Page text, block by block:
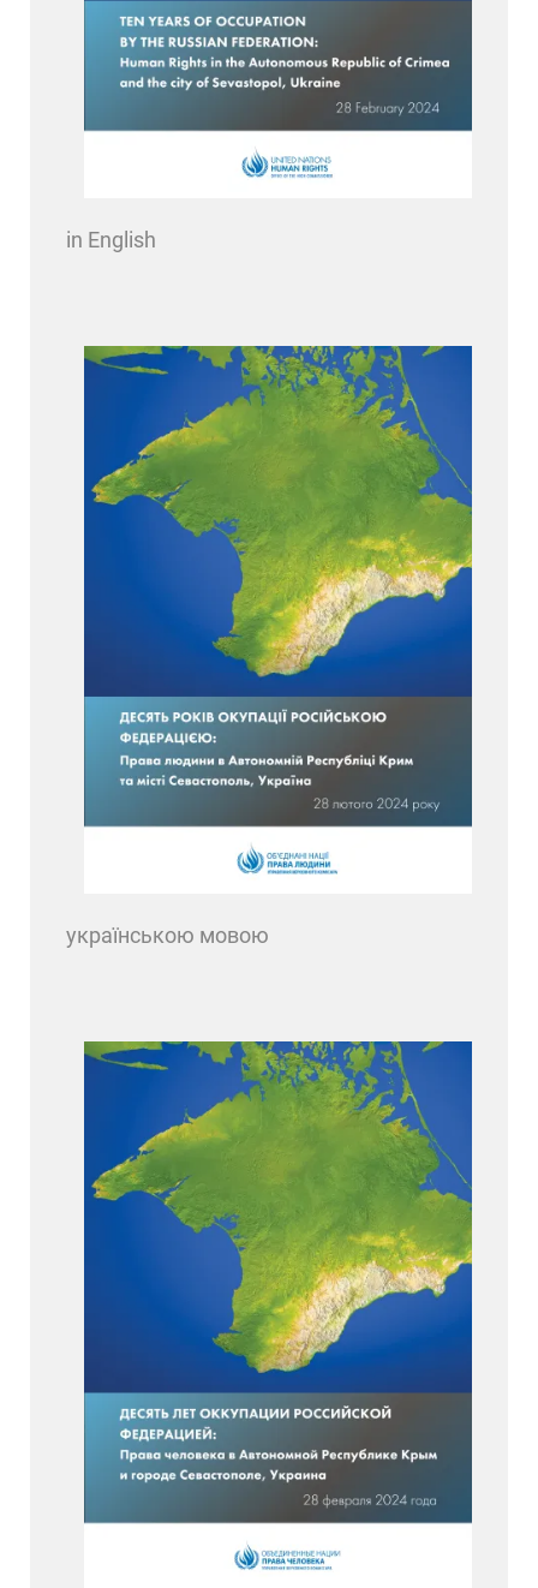
in English
українською мовою